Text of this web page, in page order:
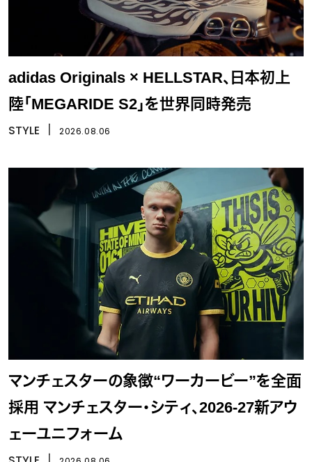
adidas Originals × HELLSTAR、日本初上
陸「MEGARIDE S2」を世界同時発売
STYLE 2026.08.06
マンチェスターの象徴“ワーカービー”を全面
採用 マンチェスター・シティ、2026-27新アウ
ェーユニフォーム